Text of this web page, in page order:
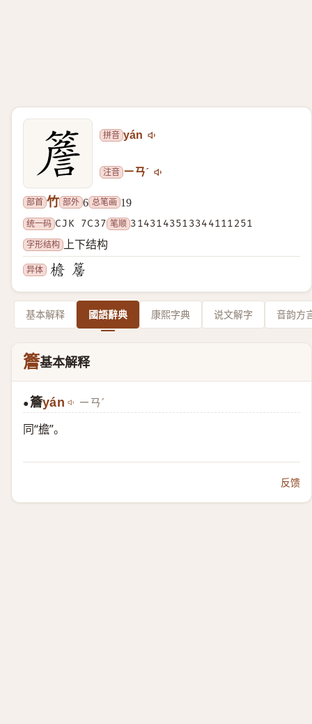
拼音 yán
注音 ㄧㄢˊ
部首 竹 部外 6 总笔画 19
统一码 CJK 7C37 笔顺 3143143513344111251
字形结构
上下结构
异体
基本解释 國語辭典 康熙字典 说文解字 音韵方
簷基本解释
●簷yán ㄧㄢˊ
同“檐”。
反馈